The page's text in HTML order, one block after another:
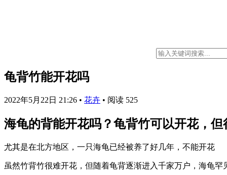
龟背竹能开花吗
2022年5月22日 21:26 • 花卉 • 阅读 525
海龟的背能开花吗？龟背竹可以开花，
尤其是在北方地区，一只海龟已经被养了好几年，不能开花
虽然竹背竹很难开花，但随着龟背逐渐进入千家万户，海龟罕